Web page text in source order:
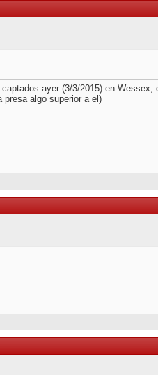
captados ayer (3/3/2015) en
presa algo superior a el)